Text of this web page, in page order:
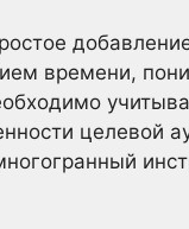
времени,
целевой